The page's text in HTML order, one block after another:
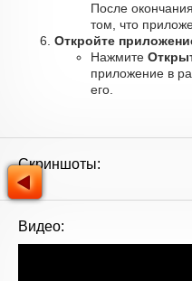
После
том, что
Откройте
Нажмите
приложение в
его.
Скриншоты:
Видео: